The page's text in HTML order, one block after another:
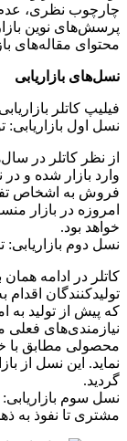
چارچوب نظری، عدم
پرسش‌های نوین
محتوای مقاله‌های
نسل‌های بازاریابی
فیلیپ کاتلر
نسل اول بازاریابی:
وارد بازار شده و
فروش به اشخاص
امروزه در بازار
خواهد بود.
نسل دوم بازاریابی:
کاتلر در ادامه
تولیدکنندگان اقدام
که پیش از تولید به
نیازمندی‌های فعلی
محصولی مطابق با
گردید.
نسل سوم بازاریابی:
مشتری تا نفوذ به